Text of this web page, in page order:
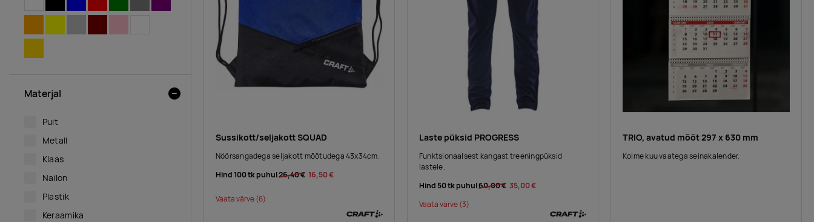
Sussikott/seljakott SQUAD
Nöörsangadega seljakott mõõtudega 43x34cm.
Hind 100 tk puhul26,40 € 16,50 €
Vaata värve(6)
Laste püksid PROGRESS
Funktsionaalsest kangast treeningpüksid
lastele.
Hind 50 tk puhul60,00 € 35,00 €
Vaata värve(3)
TRIO, avatud mõõt 297 x 630 mm
Kolme kuu vaatega seinakalender.
Materjal
Puit
Metall
Klaas
Nailon
Plastik
Keraamika